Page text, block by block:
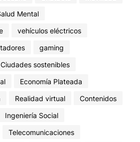
Mental
vehículos eléctricos
gaming
Ciudades sostenibles
Economía Plateada
Realidad virtual
Contenidos
Ingeniería Social
Telecomunicaciones